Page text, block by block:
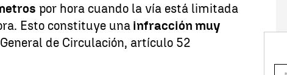
por hora cuando la vía está limitada
Esto constituye una infracción muy
de Circulación, artículo 52